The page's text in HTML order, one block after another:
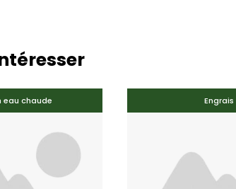
eau chaude Engrais